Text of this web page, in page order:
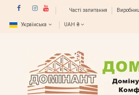
Часті запитання
Українська UAH ₴